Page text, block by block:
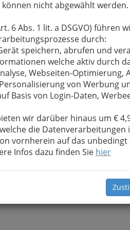
nicht abgewählt werden.
6 Abs. 1 lit. a DSGVO) führen
durch:
speichern, abrufen und
welche aktiv durch
Webseiten-Optimierung,
von Werbung
Basis von Login-Daten,
wir darüber hinaus um €
die Datenverarbeitungen
vornherein auf das
Infos dazu finden Sie hier